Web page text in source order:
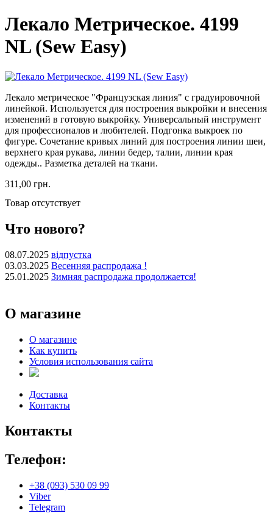
Лекало Метрическое. 4199
NL (Sew Easy)
Лекало метрическое "Французская линия" с градуировочной
линейкой. Используется для построения выкройки и внесения
изменений в готовую выкройку. Универсальный инструмент
для профессионалов и любителей. Подгонка выкроек по
фигуре. Сочетание кривых линий для построения линии шеи,
верхнего края рукава, линии бедер, талии, линии края
одежды.. Разметка деталей на ткани.
311,00 грн.
Товар отсутствует
Что нового?
08.07.2025 відпустка
03.03.2025 Весенняя распродажа !
25.01.2025 Зимняя распродажа продолжается!
О магазине
О магазине
Как купить
Условия использования сайта
Доставка
Контакты
Контакты
Телефон:
+38 (093) 530 09 99
Viber
Telegram